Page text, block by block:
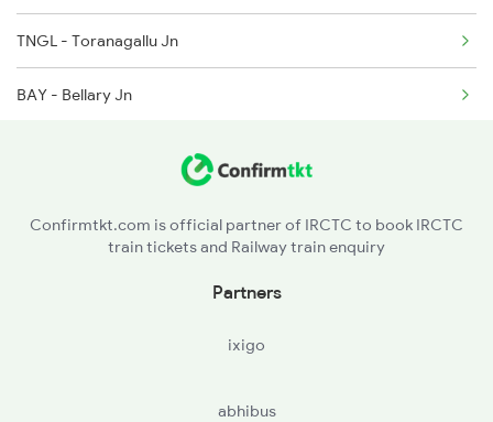
2785 Kcg Mys Spl
2786 Mys Kcg Fest Spl
TNGL - Toranagallu Jn
BAY - Bellary Jn
DMM - Dharmavaram Jn
Confirmtkt.com is official partner of IRCTC to book IRCTC
train tickets and Railway train enquiry
Partners
ixigo
abhibus